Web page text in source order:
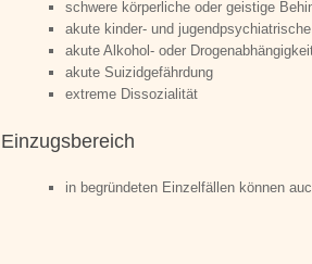
schwere körperliche oder geistige
akute kinder- und
akute Alkohol- oder
akute Suizidgefährdung
extreme Dissozialität
Einzugsbereich
in begründeten Einzelfällen können